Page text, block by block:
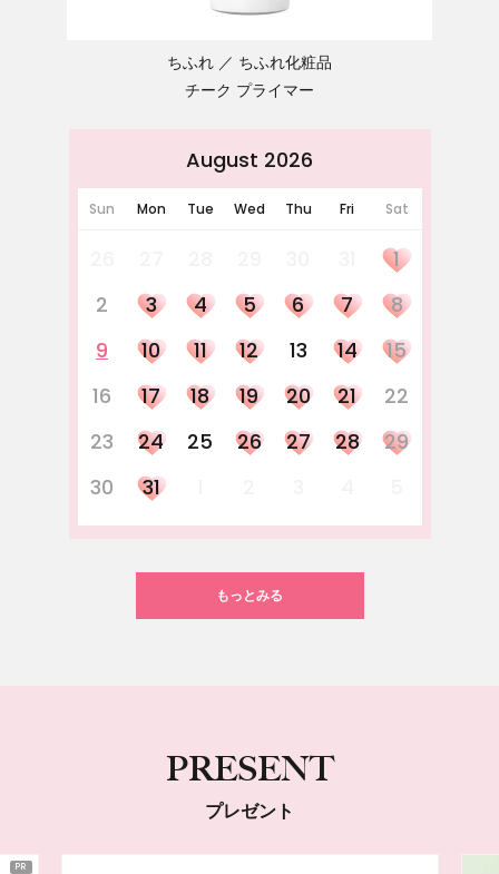
ちふれ
ちふれ化粧品
チーク プライマー
August 2026
Sun Mon Tue Wed Thu Fri Sat
1
2
3 4 5 6 7
8
9
10 11 12 13 14
15
16
17 18 19 20 21
22
23
24 25 26 27 28
29
30
31
もっとみる
PRESENT
プレゼント